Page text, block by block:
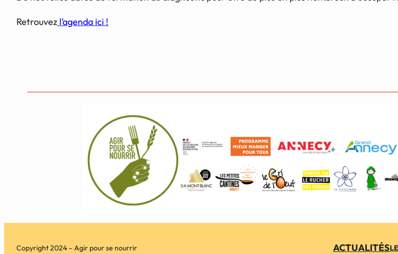
Retrouvez l’agenda ici !
Copyright 2024 – Agir pour se nourrir ACTUALITÉS